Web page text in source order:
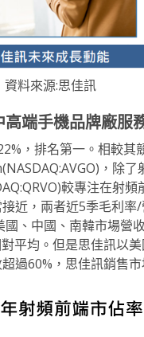
資料來源:思佳訊
端手機品牌廠服
，排名第一。相較其
，除
較專注在射
近，兩者近5季毛利
、中國、南韓市場營
平均。但是思佳訊以
過60%，思佳訊銷售